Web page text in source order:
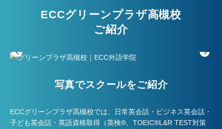
ECCグリーンプラザ高槻校
ご紹介
写真でスクールをご紹介
ECCグリーンプラザ高槻校では、日常英会話・ビジネス英会話・
子ども英会話・英語資格取得（英検®、TOEIC®L&R TEST対策